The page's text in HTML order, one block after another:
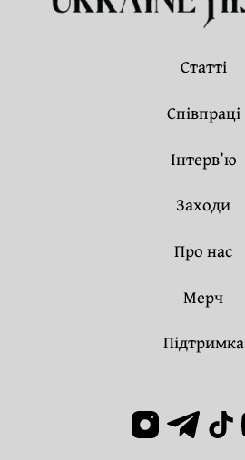
Статті
Співпраці
Інтерв’ю
Заходи
Про нас
Мерч
Підтримка